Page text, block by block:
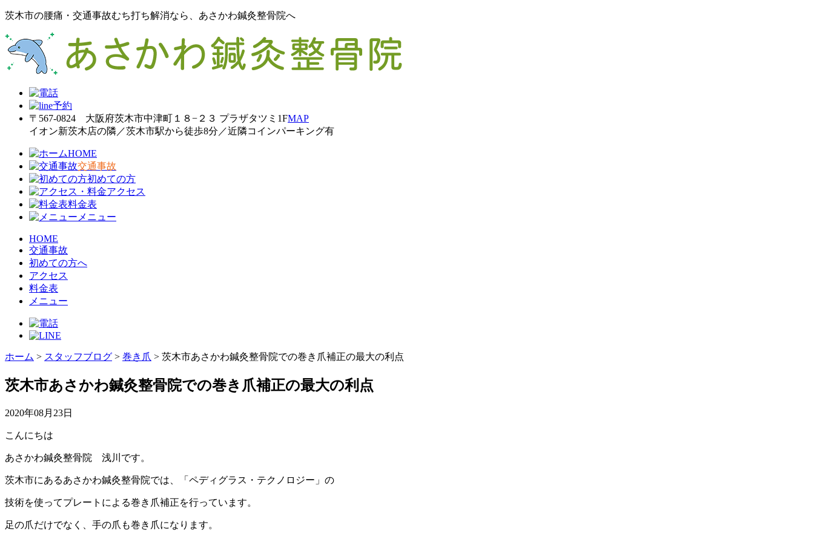
茨木市の腰痛・交通事故むち打ち解消なら、あさかわ鍼灸整骨院へ
〒567-0824 大阪府茨木市中津町１８−２３ プラザタツミ1FMAP
イオン新茨木店の隣／茨木市駅から徒歩8分／近隣コインパーキング有
HOME
交通事故
初めての方
アクセス
料金表
メニュー
HOME
交通事故
初めての方へ
アクセス
料金表
メニュー
ホーム > スタッフブログ > 巻き爪 > 茨木市あさかわ鍼灸整骨院での巻き爪補正の最大の利点
茨木市あさかわ鍼灸整骨院での巻き爪補正の最大の利点
2020年08月23日
こんにちは
あさかわ鍼灸整骨院 浅川です。
茨木市にあるあさかわ鍼灸整骨院では、「ペディグラス・テクノロジー」の
技術を使ってプレートによる巻き爪補正を行っています。
足の爪だけでなく、手の爪も巻き爪になります。